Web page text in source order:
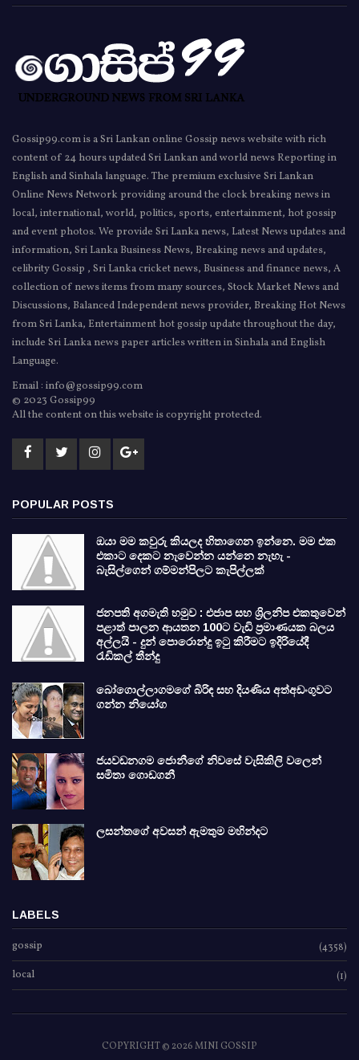
Gossip99.com is a Sri Lankan online Gossip news website with rich
content of 24 hours updated Sri Lankan and world news Reporting in
English and Sinhala language. The premium exclusive Sri Lankan
Online News Network providing around the clock breaking news in
local, international, world, politics, sports, entertainment, hot gossip
and event photos. We provide Sri Lanka news, Latest News updates and
information, Sri Lanka Business News, Breaking news and updates,
celibrity Gossip , Sri Lanka cricket news, Business and finance news, A
collection of news items from many sources, Stock Market News and
Discussions, Balanced Independent news provider, Breaking Hot News
from Sri Lanka, Entertainment hot gossip update throughout the day,
include Sri Lanka news paper articles written in Sinhala and English
Language.
Email : info@gossip99.com
© 2023 Gossip99
All the content on this website is copyright protected.
POPULAR POSTS
ඔයා මම කවුරු කියලද හිතාගෙන ඉන්නෙ. මම එක
එකාට දෙකට නැවෙන්න යන්නෙ නැහැ -
බැසිල්ගෙන් ගම්මන්පිලට කැපිල්ලක්
ජනපති අගමැති හමුව : එජාප සහ ශ්‍රිලනිප එකතුවෙන්
පළාත් පාලන ආයතන 100ට වැඩි ප්‍රමාණයක බලය
අල්ලයි - දුන් පොරොන්දු ඉටු කිරීමට ඉදිරියේදී
රැඩිකල් තීන්දු
බෝගොල්ලාගමගේ බිරිඳ සහ දියණිය අත්අඩංගුවට
ගන්න නියෝග
ජයවඩනගම ජොනීගේ නිවසේ වැසිකිලි වලෙන්
සමිතා ගොඩගනී
ලසන්තගේ අවසන් ඇමතුම මහින්දට
LABELS
gossip (4358)
local (1)
COPYRIGHT ©2026 MINI GOSSIP